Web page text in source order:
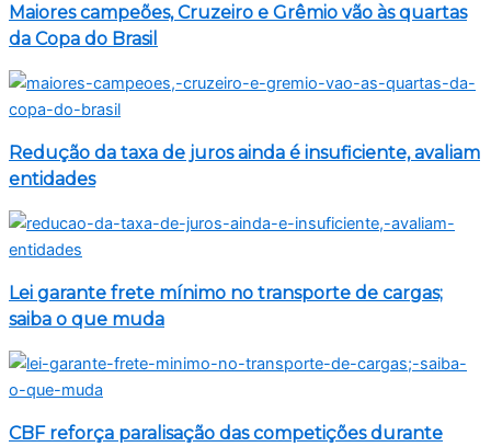
Maiores campeões, Cruzeiro e Grêmio vão às quartas
da Copa do Brasil
Redução da taxa de juros ainda é insuficiente, avaliam
entidades
Lei garante frete mínimo no transporte de cargas;
saiba o que muda
CBF reforça paralisação das competições durante